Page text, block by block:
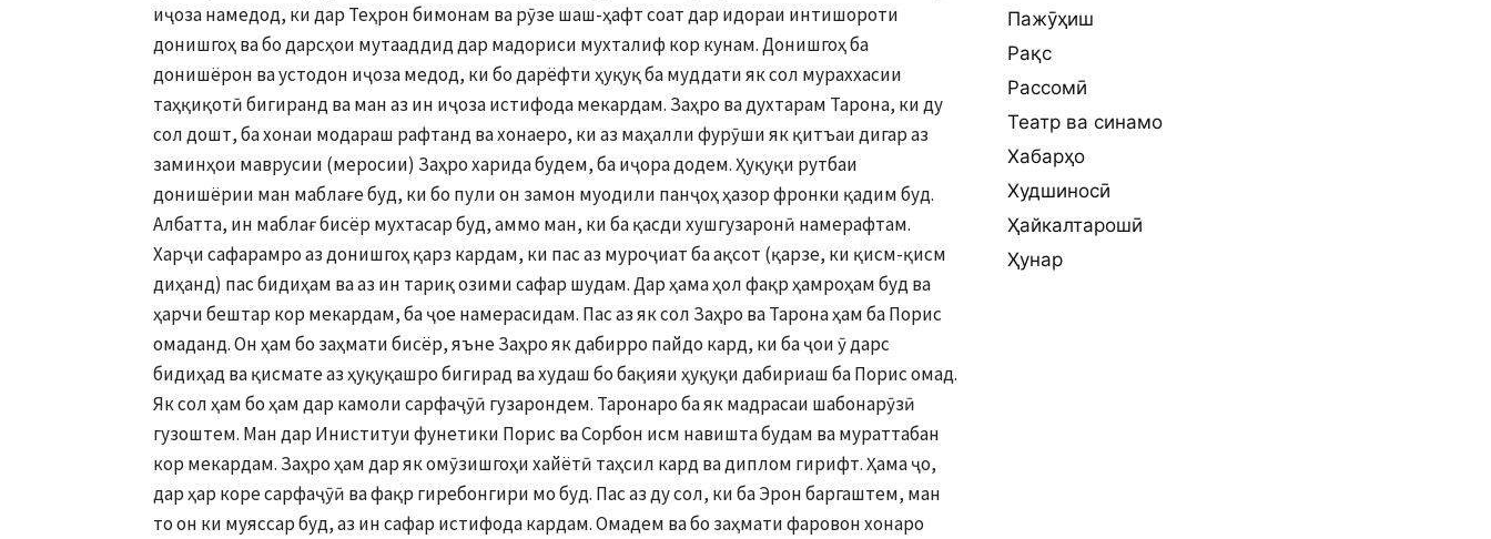
иҷоза намедод, ки дар Теҳрон бимонам ва рӯзе шаш-ҳафт соат дар идораи интишороти
донишгоҳ ва бо дарсҳои мутааддид дар мадориси мухталиф кор кунам. Донишгоҳ ба
донишёрон ва устодон иҷоза медод, ки бо дарёфти ҳуқуқ ба муддати як сол мураххасии
таҳқиқотӣ бигиранд ва ман аз ин иҷоза истифода мекардам. Заҳро ва духтарам Тарона, ки ду
сол дошт, ба хонаи модараш рафтанд ва хонаеро, ки аз маҳалли фурӯши як қитъаи дигар аз
заминҳои маврусии (меросии) Заҳро харида будем, ба иҷора додем. Ҳуқуқи рутбаи
донишёрии ман маблағе буд, ки бо пули он замон муодили панҷоҳ ҳазор фронки қадим буд.
Албатта, ин маблағ бисёр мухтасар буд, аммо ман, ки ба қасди хушгузаронӣ намерафтам.
Харҷи сафарамро аз донишгоҳ қарз кардам, ки пас аз муроҷиат ба ақсот (қарзе, ки қисм-қисм
диҳанд) пас бидиҳам ва аз ин тариқ озими сафар шудам. Дар ҳама ҳол фақр ҳамроҳам буд ва
ҳарчи бештар кор мекардам, ба ҷое намерасидам. Пас аз як сол Заҳро ва Тарона ҳам ба Порис
омаданд. Он ҳам бо заҳмати бисёр, яъне Заҳро як дабирро пайдо кард, ки ба ҷои ӯ дарс
бидиҳад ва қисмате аз ҳуқуқашро бигирад ва худаш бо бақияи ҳуқуқи дабириаш ба Порис омад.
Як сол ҳам бо ҳам дар камоли сарфаҷӯӣ гузарондем. Таронаро ба як мадрасаи шабонарӯзӣ
гузоштем. Ман дар Иниституи фунетики Порис ва Сорбон исм навишта будам ва мураттабан
кор мекардам. Заҳро ҳам дар як омӯзишгоҳи хайётӣ таҳсил кард ва диплом гирифт. Ҳама ҷо,
дар ҳар коре сарфаҷӯӣ ва фақр гиребонгири мо буд. Пас аз ду сол, ки ба Эрон баргаштем, ман
то он ки муяссар буд, аз ин сафар истифода кардам. Омадем ва бо заҳмати фаровон хонаро
Пажӯҳиш
Рақс
Рассомӣ
Театр ва синамо
Хабарҳо
Худшиносӣ
Ҳайкалтарошӣ
Ҳунар